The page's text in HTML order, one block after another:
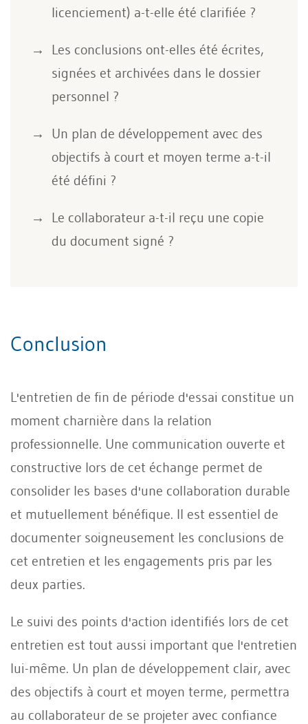
licenciement) a-t-elle été clarifiée ?
Les conclusions ont-elles été écrites,
signées et archivées dans le dossier
personnel ?
Un plan de développement avec des
objectifs à court et moyen terme a-t-il
été défini ?
Le collaborateur a-t-il reçu une copie
du document signé ?
Conclusion
L'entretien de fin de période d'essai constitue un
moment charnière dans la relation
professionnelle. Une communication ouverte et
constructive lors de cet échange permet de
consolider les bases d'une collaboration durable
et mutuellement bénéfique. Il est essentiel de
documenter soigneusement les conclusions de
cet entretien et les engagements pris par les
deux parties.
Le suivi des points d'action identifiés lors de cet
entretien est tout aussi important que l'entretien
lui-même. Un plan de développement clair, avec
des objectifs à court et moyen terme, permettra
au collaborateur de se projeter avec confiance